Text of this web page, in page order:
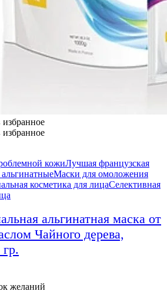
избранное
избранное
кожиЛучшая французская
Маски для омоложения
косметика для лицаСелективная
альгинатная маска от
Чайного дерева,
желаний